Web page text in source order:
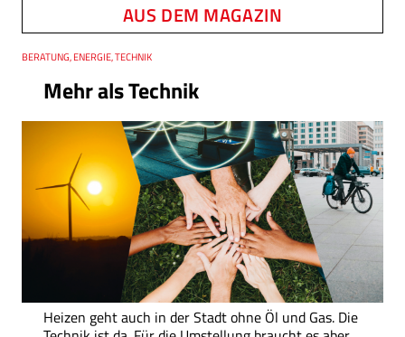
AUS DEM MAGAZIN
Mehr als Technik
Thema
BERATUNG, ENERGIE, TECHNIK
Heizen geht auch in der Stadt ohne Öl und Gas. Die